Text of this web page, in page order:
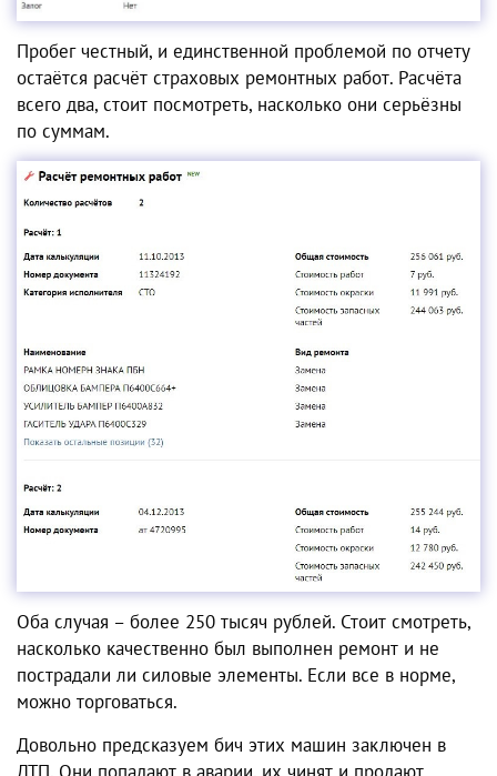
Пробег честный, и единственной проблемой по отчету
остаётся расчёт страховых ремонтных работ. Расчёта
всего два, стоит посмотреть, насколько они серьёзны
по суммам.
Оба случая – более 250 тысяч рублей. Стоит смотреть,
насколько качественно был выполнен ремонт и не
пострадали ли силовые элементы. Если все в норме,
можно торговаться.
Довольно предсказуем бич этих машин заключен в